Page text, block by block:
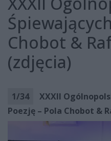
Chobot &
(zdjęcia)
1/34
XXXII
Poezję – Pola Chobot &